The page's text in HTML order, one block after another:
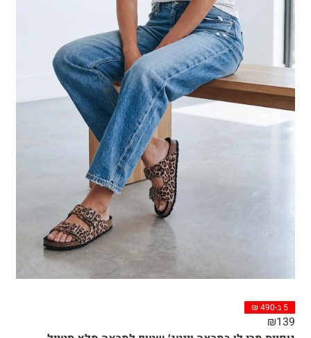
5 ב-490 ₪
₪139